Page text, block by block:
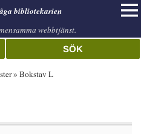
bibliotekarien
webbtjänst.
SÖK
Bokstav L